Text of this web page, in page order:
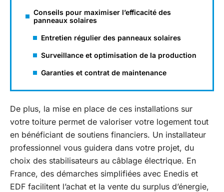
Conseils pour maximiser l’efficacité des
panneaux solaires
Entretien régulier des panneaux solaires
Surveillance et optimisation de la production
Garanties et contrat de maintenance
De plus, la mise en place de ces installations sur
votre toiture permet de valoriser votre logement tout
en bénéficiant de soutiens financiers. Un installateur
professionnel vous guidera dans votre projet, du
choix des stabilisateurs au câblage électrique. En
France, des démarches simplifiées avec Enedis et
EDF facilitent l’achat et la vente du surplus d’énergie,